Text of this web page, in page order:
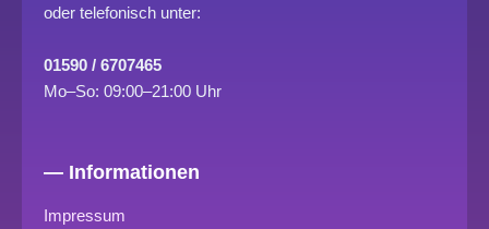
oder telefonisch unter:
01590 / 6707465
Mo–So: 09:00–21:00 Uhr
— Informationen
Impressum